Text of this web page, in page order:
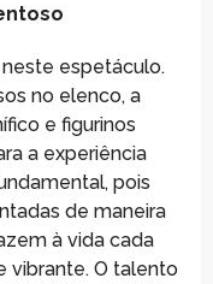
espetáculo.
no elenco, a
e figurinos
a experiência
pois
de maneira
à vida cada
vibrante. O talento